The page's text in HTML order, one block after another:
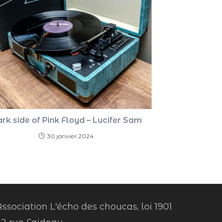
side of Pink Floyd – Lucifer Sam
30 janvier 2024
L'écho des choucas, loi 1901